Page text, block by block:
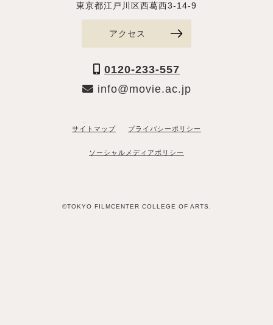
東京都江戸川区西葛西3-14-9
アクセス
0120-233-557
info@movie.ac.jp
サイトマップ プライバシーポリシー
ソーシャルメディアポリシー
©TOKYO FILMCENTER COLLEGE OF ARTS.